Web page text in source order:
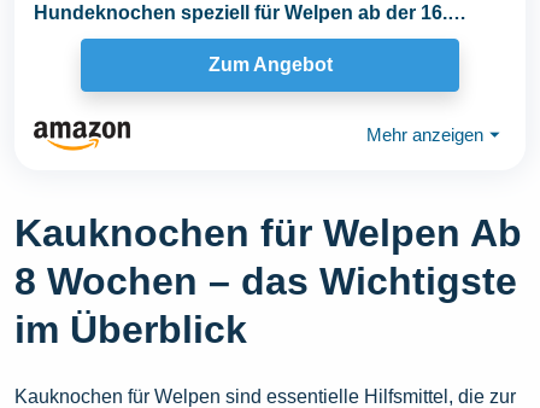
Hundeknochen speziell für Welpen ab der 16.
Lebenswoche...
Zum Angebot
Mehr anzeigen ⏷
Kauknochen für Welpen Ab
8 Wochen – das Wichtigste
im Überblick
Kauknochen für Welpen sind essentielle Hilfsmittel, die zur